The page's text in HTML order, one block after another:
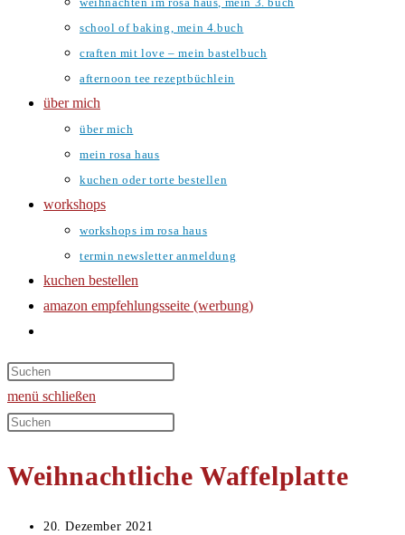
school of baking, mein 4.buch
craften mit love – mein bastelbuch
afternoon tee rezeptbüchlein
über mich
über mich
mein rosa haus
kuchen oder torte bestellen
workshops
workshops im rosa haus
termin newsletter anmeldung
kuchen bestellen
amazon empfehlungsseite (werbung)
umschalten
menü schließen
Diese
durchsuchen
Weihnachtliche Waffelplatte
Beitrag
20. Dezember 2021